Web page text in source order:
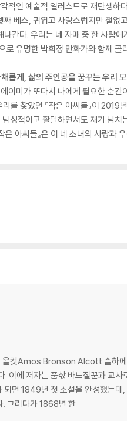
적인 예술적 일러스트로 재탄생
베스, 귀엽고 사랑스럽지만 철
간다. 우리는 네 자매 중 한 사람
으로 유명한 박희정 만화가와 함께
롭게, 삶의 주인공을 꿈꾸는 우리
이미가 또다시 나에게 필요한 순
를 찾았던 『작은 아씨들』이
성적이고 활달하면서도 재기 넘
은 아씨들』은 이 네 소녀의 사랑
컷Amos Bronson Alcott 슬하에
이에 저자는 품삯 바느질꾼과 교
되던 1849년 첫 소설을 완성했는
. 그러다가 1868년 한